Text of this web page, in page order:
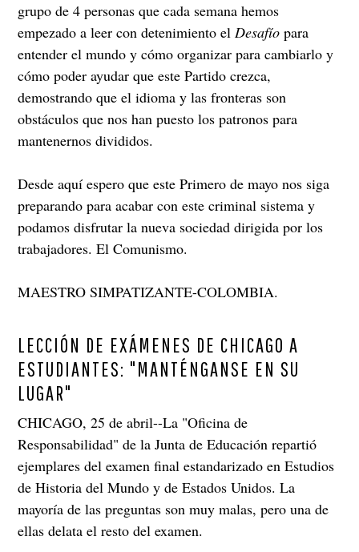
grupo de 4 personas que cada semana hemos
empezado a leer con detenimiento elDesafío para
entender el mundo y cómo organizar para cambiarlo y
cómo poder ayudar que este Partido crezca,
demostrando que el idioma y las fronteras son
obstáculos que nos han puesto los patronos para
mantenernos divididos.
Desde aquí espero que este Primero de mayo nos siga
preparando para acabar con este criminal sistema y
podamos disfrutar la nueva sociedad dirigida por los
trabajadores. El Comunismo.
MAESTRO SIMPATIZANTE-COLOMBIA.
LECCIÓN DE EXÁMENES DE CHICAGO A
ESTUDIANTES: "MANTÉNGANSE EN SU
LUGAR"
CHICAGO, 25 de abril--La "Oficina de
Responsabilidad" de la Junta de Educación repartió
ejemplares del examen final estandarizado en Estudios
de Historia del Mundo y de Estados Unidos. La
mayoría de las preguntas son muy malas, pero una de
ellas delata el resto del examen.